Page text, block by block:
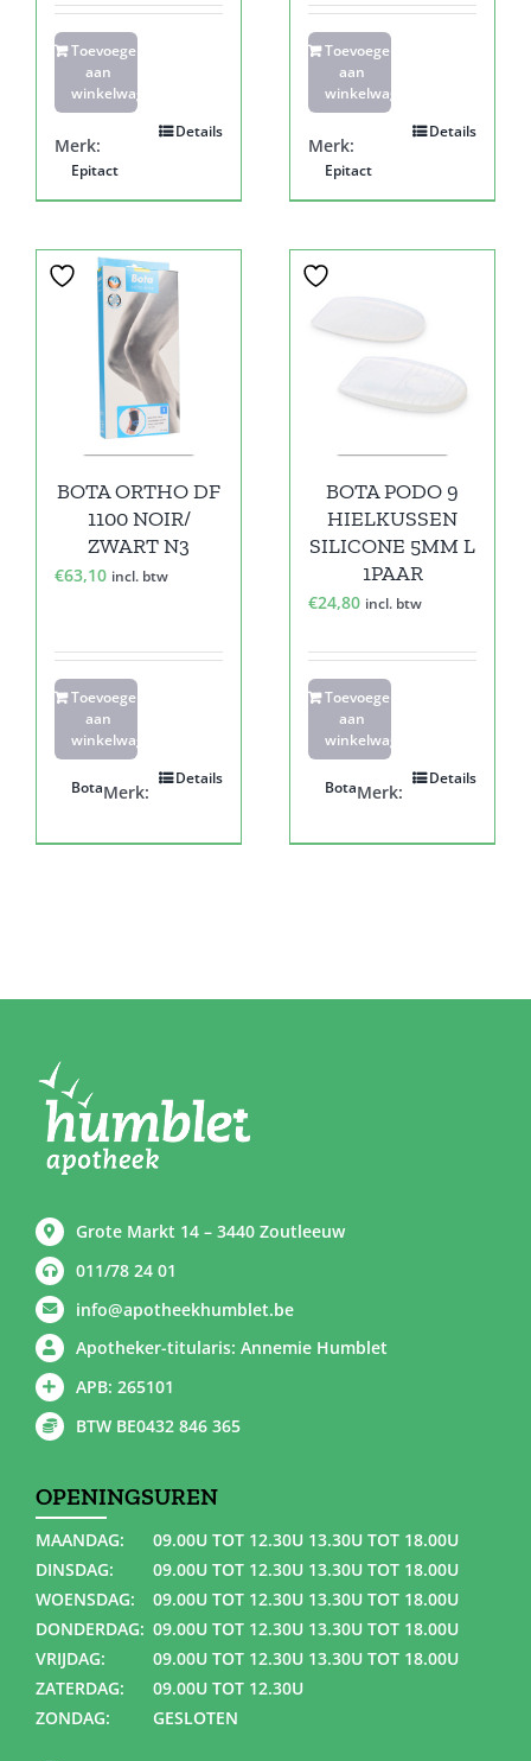
Toevoegen
aan
winkelwagen
Details
Merk:
Epitact
Toevoegen
aan
winkelwagen
Details
Merk:
Epitact
BOTA ORTHO DF
1100 NOIR/
ZWART N3
€63,10 incl. btw
Toevoegen
aan
winkelwagen
Details
Merk:
Bota
BOTA PODO 9
HIELKUSSEN
SILICONE 5MM L
1PAAR
€24,80 incl. btw
Toevoegen
aan
winkelwagen
Details
Merk:
Bota
Grote Markt 14 – 3440 Zoutleeuw
011/78 24 01
info@apotheekhumblet.be
Apotheker-titularis: Annemie Humblet
APB: 265101
BTW BE0432 846 365
OPENINGSUREN
MAANDAG:
09.00U TOT 12.30U 13.30U TOT 18.00U
DINSDAG:
09.00U TOT 12.30U 13.30U TOT 18.00U
WOENSDAG:
09.00U TOT 12.30U 13.30U TOT 18.00U
DONDERDAG: 09.00U TOT 12.30U 13.30U TOT 18.00U
VRIJDAG:
09.00U TOT 12.30U 13.30U TOT 18.00U
ZATERDAG:
09.00U TOT 12.30U
ZONDAG:
GESLOTEN